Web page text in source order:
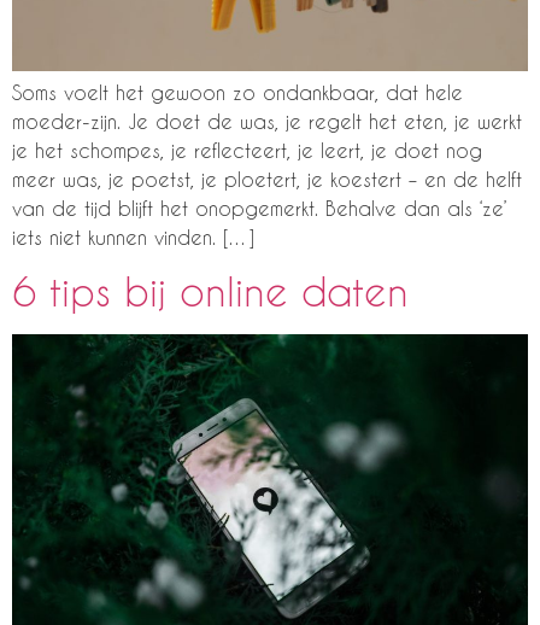
Soms voelt het gewoon zo ondankbaar, dat hele
moeder-zijn. Je doet de was, je regelt het eten, je werkt
je het schompes, je reflecteert, je leert, je doet nog
meer was, je poetst, je ploetert, je koestert – en de helft
van de tijd blijft het onopgemerkt. Behalve dan als ‘ze’
iets niet kunnen vinden. […]
6 tips bij online daten